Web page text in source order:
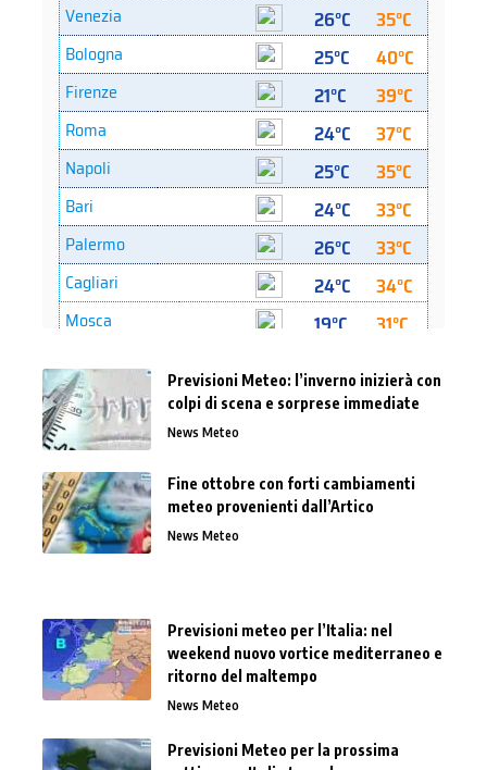
Previsioni Meteo: l’inverno inizierà con
colpi di scena e sorprese immediate
News Meteo
Fine ottobre con forti cambiamenti
meteo provenienti dall’Artico
News Meteo
Previsioni meteo per l’Italia: nel
weekend nuovo vortice mediterraneo e
ritorno del maltempo
News Meteo
Previsioni Meteo per la prossima